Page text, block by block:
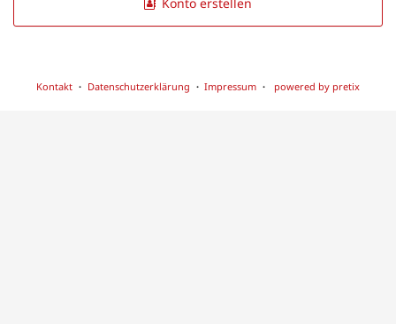
Kontakt Datenschutzerklärung Impressum powered by pretix